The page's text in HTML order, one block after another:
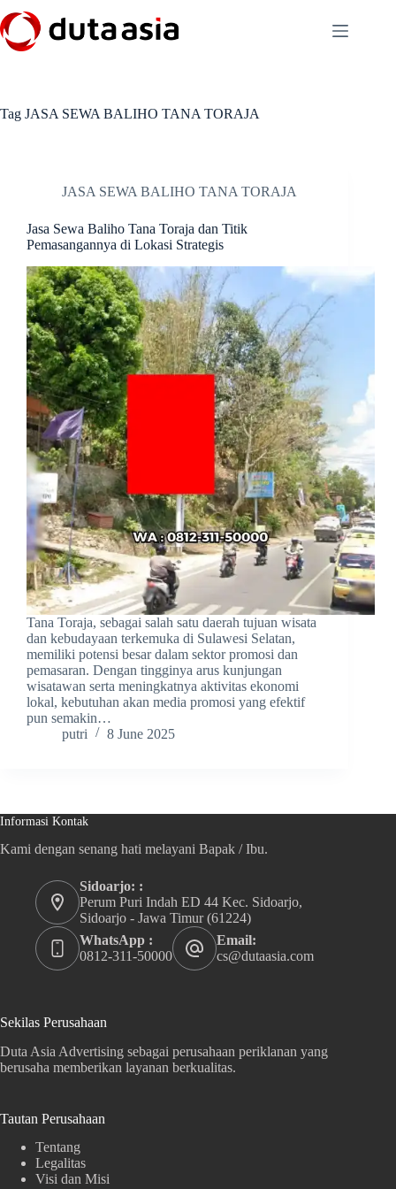
to
content
Tag JASA SEWA BALIHO TANA TORAJA
JASA SEWA BALIHO TANA TORAJA
Jasa Sewa Baliho Tana Toraja dan Titik
Pemasangannya di Lokasi Strategis
Tana Toraja, sebagai salah satu daerah tujuan wisata
dan kebudayaan terkemuka di Sulawesi Selatan,
memiliki potensi besar dalam sektor promosi dan
pemasaran. Dengan tingginya arus kunjungan
wisatawan serta meningkatnya aktivitas ekonomi
lokal, kebutuhan akan media promosi yang efektif
pun semakin…
putri
8 June 2025
Informasi Kontak
Kami dengan senang hati melayani Bapak / Ibu.
Sidoarjo: :
Perum Puri Indah ED 44 Kec. Sidoarjo,
Sidoarjo - Jawa Timur (61224)
WhatsApp :
0812-311-50000
Email:
cs@dutaasia.com
Sekilas Perusahaan
Duta Asia Advertising sebagai perusahaan periklanan yang
berusaha memberikan layanan berkualitas.
Tautan Perusahaan
Tentang
Legalitas
Visi dan Misi